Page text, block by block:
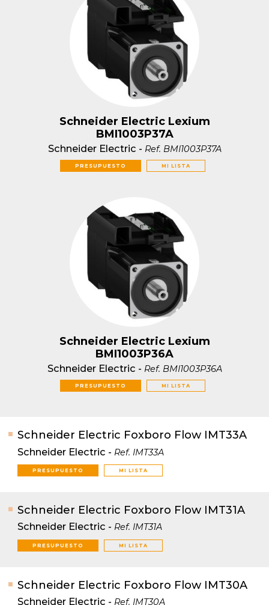
Schneider Electric Lexium
BMI1003P37A
Schneider Electric - Ref. BMI1003P37A
PRESUPUESTO MI LISTA
Schneider Electric Lexium
BMI1003P36A
Schneider Electric - Ref. BMI1003P36A
PRESUPUESTO MI LISTA
Schneider Electric Foxboro Flow IMT33A
Schneider Electric - Ref. IMT33A
PRESUPUESTO MI LISTA
Schneider Electric Foxboro Flow IMT31A
Schneider Electric - Ref. IMT31A
PRESUPUESTO MI LISTA
Schneider Electric Foxboro Flow IMT30A
Schneider Electric - Ref. IMT30A